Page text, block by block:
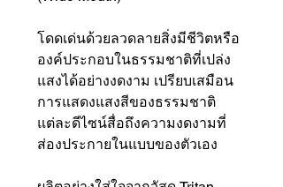
โดดเด่นด้วยลวดลายสิ่งมีชีวิตหรือ
องค์ประกอบในธรรมชาติที่เปล่ง
แสงได้อย่างงดงาม เปรียบเสมือน
การแสดงแสงสีของธรรมชาติ
แต่ละดีไซน์สื่อถึงความงดงามที่
ส่องประกายในแบบของตัวเอง